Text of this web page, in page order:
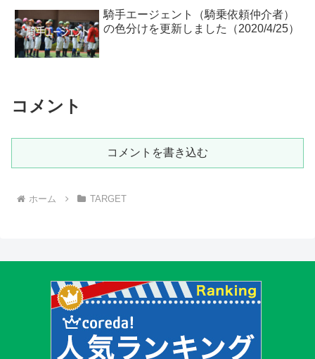
騎手エージェント（騎乗依頼仲介者）
の色分けを更新しました（2020/4/25）
コメント
コメントを書き込む
ホーム TARGET